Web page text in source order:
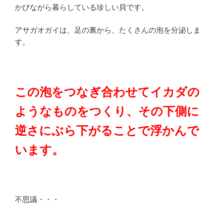
かびながら暮らしている珍しい貝です。
アサガオガイは、足の裏から、たくさんの泡を分泌しま
す。
この泡をつなぎ合わせてイカダの
ようなものをつくり、その下側に
逆さにぶら下がることで浮かんで
います。
不思議・・・